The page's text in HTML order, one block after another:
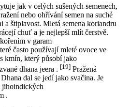
jak v celých sušených semenech,
nebo ohřívání semen na suché
a štiplavost. Mletá semena koriandru
chuť a je nejlepší mlít čerstvě.
v garam
často používají mleté ovoce ve
kmín, který působí jako
dhana jeera . [19] Pražená
dal se jedí jako svačina. Je
jihoindických
.